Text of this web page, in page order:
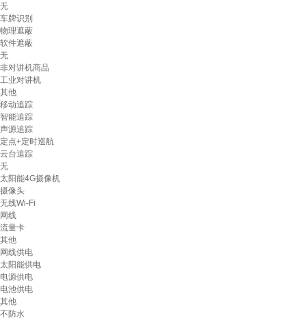
无
车牌识别
物理遮蔽
软件遮蔽
无
非对讲机商品
工业对讲机
其他
移动追踪
智能追踪
声源追踪
定点+定时巡航
云台追踪
无
太阳能4G摄像机
摄像头
无线Wi-Fi
网线
流量卡
其他
网线供电
太阳能供电
电源供电
电池供电
其他
不防水